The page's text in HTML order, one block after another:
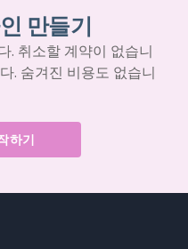
만들기
. 취소할 계약이 없습니
. 숨겨진 비용도 없습니
하기